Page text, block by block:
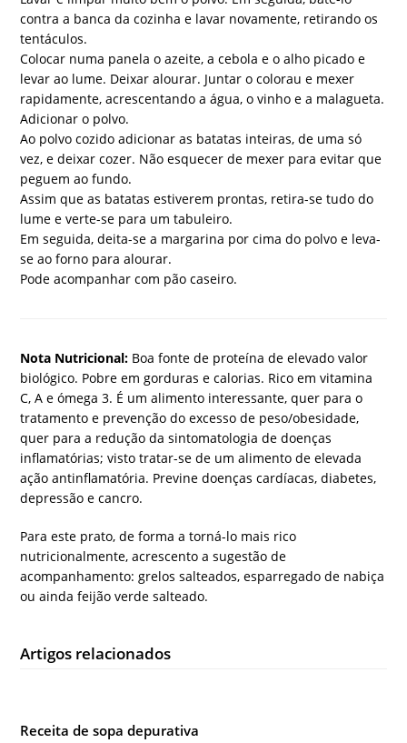
contra a banca da cozinha e lavar novamente, retirando os
tentáculos.
Colocar numa panela o azeite, a cebola e o alho picado e
levar ao lume. Deixar alourar. Juntar o colorau e mexer
rapidamente, acrescentando a água, o vinho e a malagueta.
Adicionar o polvo.
Ao polvo cozido adicionar as batatas inteiras, de uma só
vez, e deixar cozer. Não esquecer de mexer para evitar que
peguem ao fundo.
Assim que as batatas estiverem prontas, retira-se tudo do
lume e verte-se para um tabuleiro.
Em seguida, deita-se a margarina por cima do polvo e leva-
se ao forno para alourar.
Pode acompanhar com pão caseiro.
Nota Nutricional: Boa fonte de proteína de elevado valor
biológico. Pobre em gorduras e calorias. Rico em vitamina
C, A e ómega 3. É um alimento interessante, quer para o
tratamento e prevenção do excesso de peso/obesidade,
quer para a redução da sintomatologia de doenças
inflamatórias; visto tratar-se de um alimento de elevada
ação antinflamatória. Previne doenças cardíacas, diabetes,
depressão e cancro.
Para este prato, de forma a torná-lo mais rico
nutricionalmente, acrescento a sugestão de
acompanhamento: grelos salteados, esparregado de nabiça
ou ainda feijão verde salteado.
Artigos relacionados
Receita de sopa depurativa